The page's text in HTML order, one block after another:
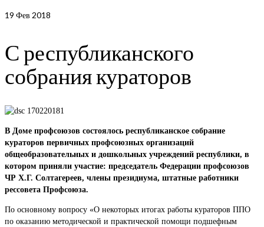
19 Фев 2018
С республиканского
собрания кураторов
В Доме профсоюзов состоялось республиканское собрание
кураторов первичных профсоюзных организаций
общеобразовательных и дошкольных учреждений республики, в
котором приняли участие: председатель Федерации профсоюзов
ЧР Х.Г. Солтагереев, члены президиума, штатные работники
рессовета Профсоюза.
По основному вопросу «О некоторых итогах работы кураторов ППО
по оказанию методической и практической помощи подшефным